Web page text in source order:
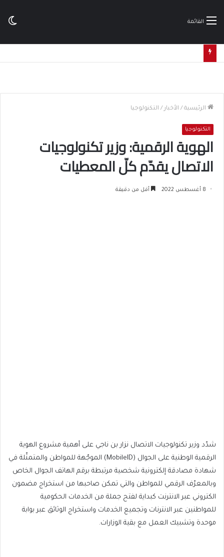
القائمة
الرئيسية / الأخبار / التكنولوجيا
التكنولوجيا
الهوية الرقمية: وزير تكنولوجيات
الاتصال يقدّم كلّ المعطيات
8 أغسطس 2022 أقل من دقيقة
شدّد وزير تكنولوجيات الاتصال نزار بن ناجي على أهمية مشروع الهوية
الرقمية الوطنية على الجوال (MobileID) الموجّهة للمواطن والمتمثّلة في
شهادة مصادقة إلكترونية شخصية مرتبطة برقم الهاتف الجوال الخاص
وبالمعرّف الرقمي للمواطن والتي تمكن صاحبها من استخراج مضمون
الكتروني عبر الانترنت كبداية لفتح جملة من الخدمات الحكومية
للمواطنين عبر الانترنات وتجميع الخدمات واستخراج الوثائق عبر بوابة
موحدة وتشبيك العمل مع بقية الوزارات.